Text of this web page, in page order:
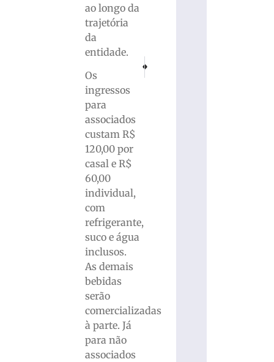
ao longo da
trajetória
da
entidade.
Os
ingressos
para
associados
custam R$
120,00 por
casal e R$
60,00
individual,
com
refrigerante,
suco e água
inclusos.
As demais
bebidas
serão
comercializadas
à parte. Já
para não
associados